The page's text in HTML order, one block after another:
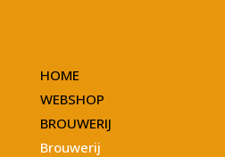
HOME
WEBSHOP
BROUWERIJ
Brouwerij